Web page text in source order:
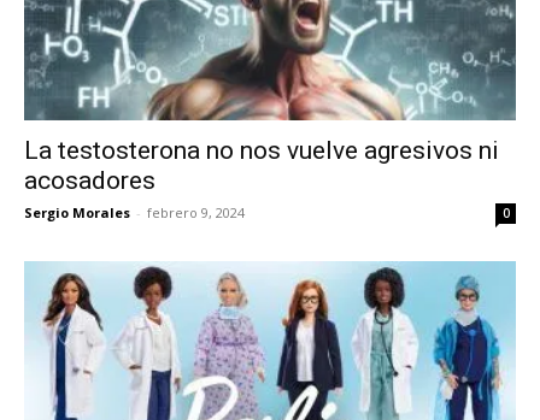
La testosterona no nos vuelve agresivos ni
acosadores
Sergio Morales - febrero 9, 2024 0